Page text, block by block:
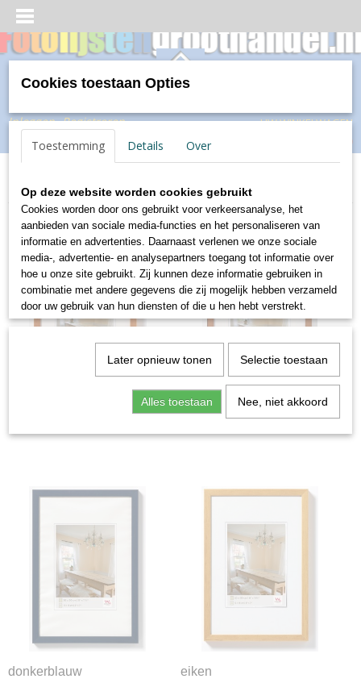
Inloggen Registreren
UW WINKELWAGEN
(0)
Home >Hout>Peppers
donkerblauw eiken
Cookies toestaan Opties
Toestemming Details Over
Op deze website worden cookies gebruikt
Cookies worden door ons gebruikt voor verkeersanalyse, het
aanbieden van sociale media-functies en het personaliseren van
informatie en advertenties. Daarnaast verlenen we onze sociale
media-, advertentie- en analysepartners toegang tot informatie over
hoe u onze site gebruikt. Zij kunnen deze informatie gebruiken in
combinatie met andere gegevens die zij mogelijk hebben verzameld
door uw gebruik van hun diensten of die u hen hebt verstrekt.
Later opnieuw tonen Selectie toestaan
Alles toestaan Nee, niet akkoord